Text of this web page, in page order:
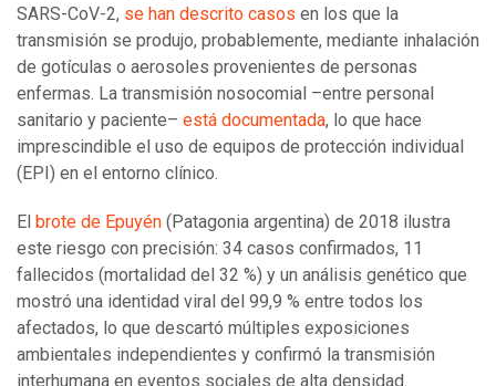
SARS-CoV-2, se han descrito casos en los que la
transmisión se produjo, probablemente, mediante inhalación
de gotículas o aerosoles provenientes de personas
enfermas. La transmisión nosocomial –entre personal
sanitario y paciente– está documentada, lo que hace
imprescindible el uso de equipos de protección individual
(EPI) en el entorno clínico.
El brote de Epuyén (Patagonia argentina) de 2018 ilustra
este riesgo con precisión: 34 casos confirmados, 11
fallecidos (mortalidad del 32 %) y un análisis genético que
mostró una identidad viral del 99,9 % entre todos los
afectados, lo que descartó múltiples exposiciones
ambientales independientes y confirmó la transmisión
interhumana en eventos sociales de alta densidad.